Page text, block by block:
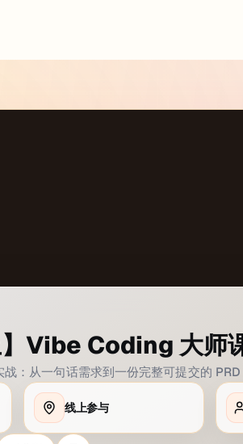
】Vibe Coding 大师
战：从一句话需求到一份完整可提交的 PRD
线上参与